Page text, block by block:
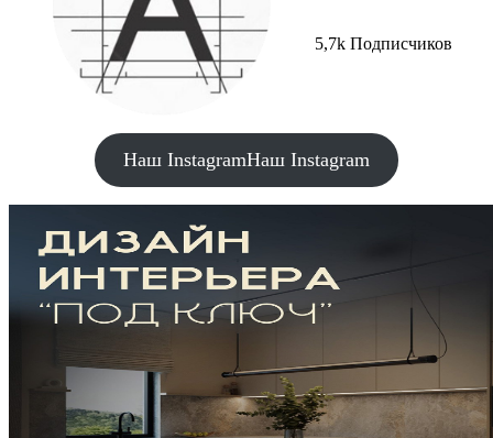
5,7k Подписчиков
Наш InstagramНаш Instagram